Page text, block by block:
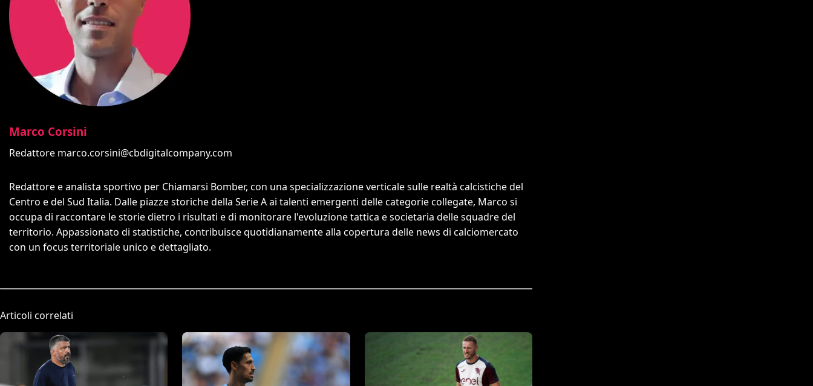
Marco Corsini
Redattore marco.corsini@cbdigitalcompany.com
Redattore e analista sportivo per Chiamarsi Bomber, con una specializzazione verticale sulle realtà calcistiche del
Centro e del Sud Italia. Dalle piazze storiche della Serie A ai talenti emergenti delle categorie collegate, Marco si
occupa di raccontare le storie dietro i risultati e di monitorare l'evoluzione tattica e societaria delle squadre del
territorio. Appassionato di statistiche, contribuisce quotidianamente alla copertura delle news di calciomercato
con un focus territoriale unico e dettagliato.
Articoli correlati